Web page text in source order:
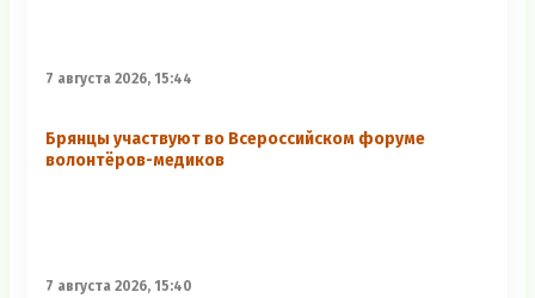
7 августа 2026, 15:44
Брянцы участвуют во Всероссийском форуме
волонтёров-медиков
7 августа 2026, 15:40